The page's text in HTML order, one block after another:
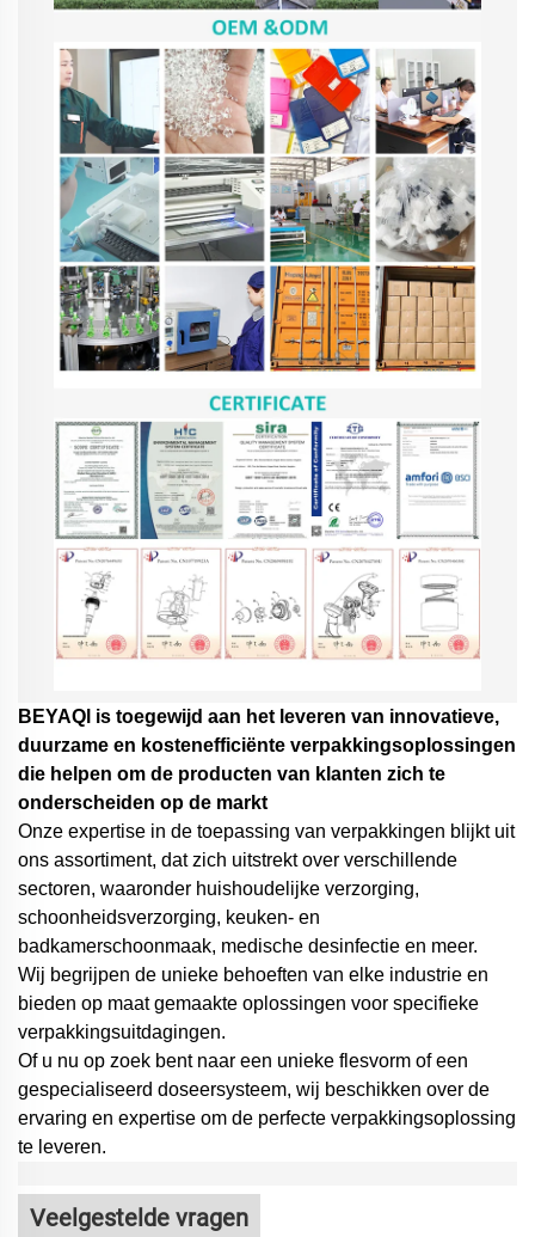
BEYAQl is toegewijd aan het leveren van innovatieve,
duurzame en kostenefficiënte verpakkingsoplossingen
die helpen om de producten van klanten zich te
onderscheiden op de markt
Onze expertise in de toepassing van verpakkingen blijkt uit
ons assortiment, dat zich uitstrekt over verschillende
sectoren, waaronder huishoudelijke verzorging,
schoonheidsverzorging, keuken- en
badkamerschoonmaak, medische desinfectie en meer.
Wij begrijpen de unieke behoeften van elke industrie en
bieden op maat gemaakte oplossingen voor specifieke
verpakkingsuitdagingen.
Of u nu op zoek bent naar een unieke flesvorm of een
gespecialiseerd doseersysteem, wij beschikken over de
ervaring en expertise om de perfecte verpakkingsoplossing
te leveren.
Veelgestelde vragen